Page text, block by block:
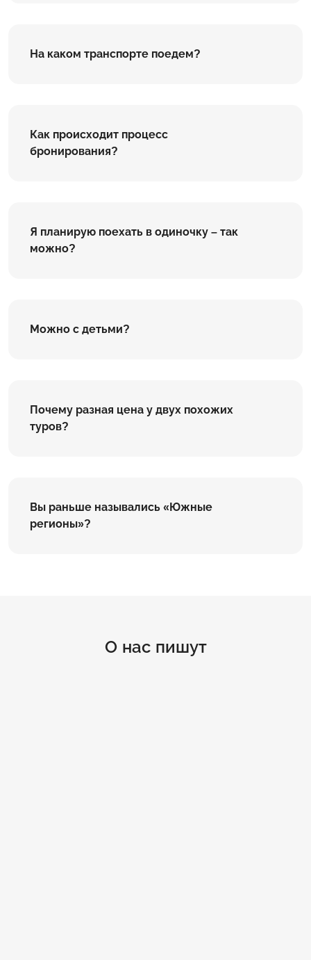
На каком транспорте поедем?
Как происходит процесс
бронирования?
Я планирую поехать в одиночку – так
можно?
Можно с детьми?
Почему разная цена у двух похожих
туров?
Вы раньше назывались «Южные
регионы»?
О нас пишут